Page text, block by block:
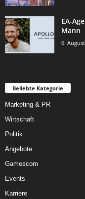
EA-
Mann
6.
Beliebte Kategorie
Marketing & PR
Wirtschaft
Politik
Angebote
Gamescom
Events
Karriere